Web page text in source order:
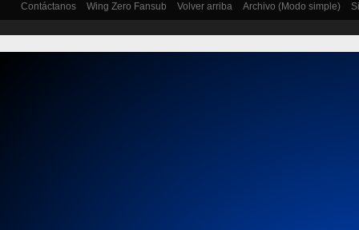
Contáctanos Wing Zero Fansub Volver arriba Archivo (Modo simple)